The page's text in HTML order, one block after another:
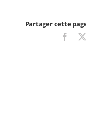
Partager cette